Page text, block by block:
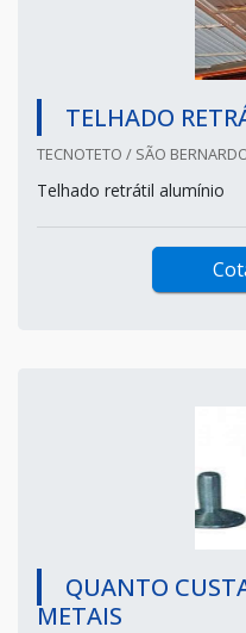
TELHADO
TECNOTETO / SÃO
Telhado retrátil alumínio
QUANTO
METAIS